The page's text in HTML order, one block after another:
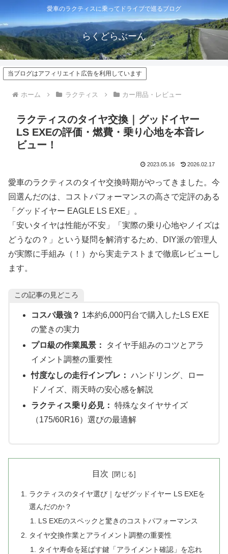
愛車のラクティスに乗ってドライブで巡るブログ
らくどらぶーん
当ブログはアフィリエイト広告を利用しています
ホーム ラクティス カー用品・レビュー
ラクティスのタイヤ交換｜グッドイヤー
LS EXEの評価・燃費・乗り心地を本音レ
ビュー！
2023.05.16 2026.02.17
愛車のラクティスのタイヤ交換時期がやってきました。今
回選んだのは、コストパフォーマンスの高さで定評のある
「グッドイヤー EAGLE LS EXE」。
「安いタイヤは性能が不安」「実際の乗り心地やノイズは
どうなの？」という疑問を解消するため、DIY派の管理人
が実際に手組み（！）から実走テストまで徹底レビューし
ます。
この記事の見どころ
コスパ最強？ 1本約6,000円台で購入したLS EXE
の驚きの実力
プロ級の作業風景：
タイヤ手組みのコツとアラ
イメント調整の重要性
忖度なしの走行インプレ： ハンドリング、ロー
ドノイズ、雨天時の安心感を解説
ラクティス乗り必見： 特殊なタイヤサイズ
（175/60R16）選びの最適解
目次
ラクティスのタイヤ選び｜なぜグッドイヤー LS EXEを
選んだのか？
LS EXEのスペックと驚きのコストパフォーマンス
タイヤ交換作業とアライメント調整の重要性
タイヤ寿命を延ばす鍵「アライメント確認」を忘れ